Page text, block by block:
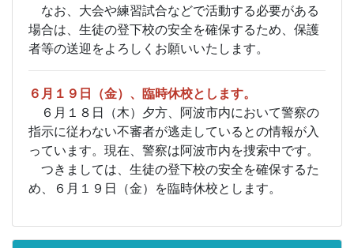
なお、大会や練習試合などで活動する必要がある
場合は、生徒の登下校の安全を確保するため、保護
者等の送迎をよろしくお願いいたします。
６月１９日（金）、臨時休校とします。
６月１８日（木）夕方、阿波市内において警察の
指示に従わない不審者が逃走しているとの情報が入
っています。現在、警察は阿波市内を捜索中です。
つきましては、生徒の登下校の安全を確保するた
め、６月１９日（金）を臨時休校とします。